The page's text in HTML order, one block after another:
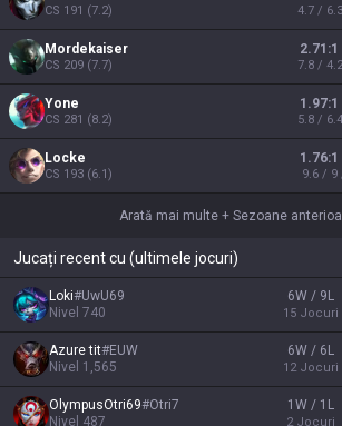
CS 191 (7.2) 4.7 /
Mordekaiser
CS 209 (7.7)
2.71:1
7.8 /
Yone
CS 281 (8.2)
1.97:1
5.8 /
Locke
CS 193 (6.1)
1.76:1
9.6 / 9
Arată mai multe+ Sezoane
Jucați recent cu (ultimele jocuri)
Loki#UwU69
Nivel 740
6W / 9L
15 Jocuri
Azure tit#EUW
Nivel 1,565
6W / 6L
12 Jocuri
OlympusOtri69#Otri7
Nivel 487
1W / 1L
2 Jocuri